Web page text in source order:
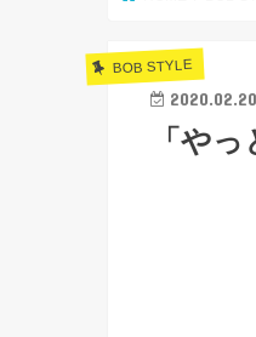
BOB STYLE
2020.02.20
「や